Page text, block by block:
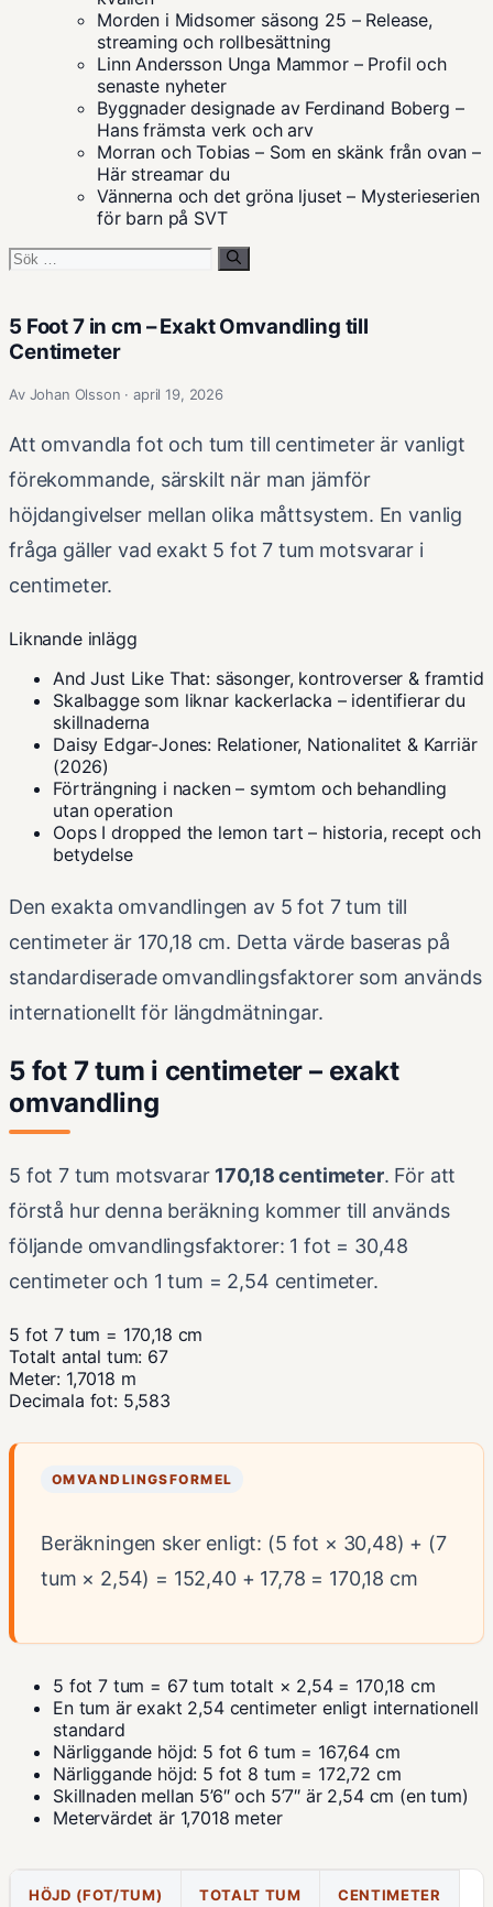
Morden i Midsomer säsong 25 – Release,
streaming och rollbesättning
Linn Andersson Unga Mammor – Profil och
senaste nyheter
Byggnader designade av Ferdinand Boberg –
Hans främsta verk och arv
Morran och Tobias – Som en skänk från ovan –
Här streamar du
Vännerna och det gröna ljuset – Mysterieserien
för barn på SVT
Sök
5 Foot 7 in cm – Exakt Omvandling till
Centimeter
Av Johan Olsson · april 19, 2026
Att omvandla fot och tum till centimeter är vanligt
förekommande, särskilt när man jämför
höjdangivelser mellan olika måttsystem. En vanlig
fråga gäller vad exakt 5 fot 7 tum motsvarar i
centimeter.
Liknande inlägg
And Just Like That: säsonger, kontroverser & framtid
Skalbagge som liknar kackerlacka – identifierar du
skillnaderna
Daisy Edgar-Jones: Relationer, Nationalitet & Karriär
(2026)
Förträngning i nacken – symtom och behandling
utan operation
Oops I dropped the lemon tart – historia, recept och
betydelse
Den exakta omvandlingen av 5 fot 7 tum till
centimeter är 170,18 cm. Detta värde baseras på
standardiserade omvandlingsfaktorer som används
internationellt för längdmätningar.
5 fot 7 tum i centimeter – exakt
omvandling
5 fot 7 tum motsvarar 170,18 centimeter. För att
förstå hur denna beräkning kommer till används
följande omvandlingsfaktorer: 1 fot = 30,48
centimeter och 1 tum = 2,54 centimeter.
5 fot 7 tum = 170,18 cm
Totalt antal tum: 67
Meter: 1,7018 m
Decimala fot: 5,583
OMVANDLINGSFORMEL
Beräkningen sker enligt: (5 fot × 30,48) + (7
tum × 2,54) = 152,40 + 17,78 = 170,18 cm
5 fot 7 tum = 67 tum totalt × 2,54 = 170,18 cm
En tum är exakt 2,54 centimeter enligt internationell
standard
Närliggande höjd: 5 fot 6 tum = 167,64 cm
Närliggande höjd: 5 fot 8 tum = 172,72 cm
Skillnaden mellan 5’6″ och 5’7″ är 2,54 cm (en tum)
Metervärdet är 1,7018 meter
HÖJD (FOT/TUM) TOTALT TUM CENTIMETER